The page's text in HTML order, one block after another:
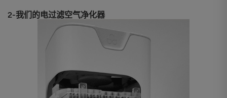
2-我们的电过滤空气净化器